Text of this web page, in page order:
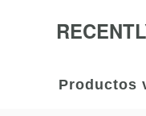
Productos